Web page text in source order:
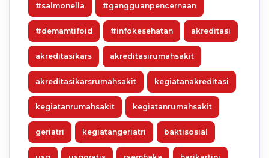
#salmonella #gangguanpencernaan
#demamtifoid #infokesehatan akreditasi
akreditasikars akreditasirumahsakit
akreditasikarsrumahsakit kegiatanakreditasi
kegiatanrumahsakit kegiatanrumahsakit
geriatri kegiatangeriatri baktisosial